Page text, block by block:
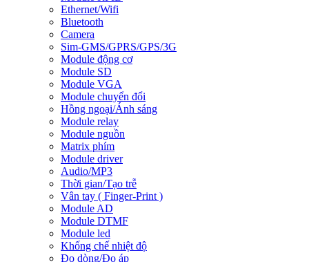
Ethernet/Wifi
Bluetooth
Camera
Sim-GMS/GPRS/GPS/3G
Module động cơ
Module SD
Module VGA
Module chuyển đổi
Hồng ngoại/Ánh sáng
Module relay
Module nguồn
Matrix phím
Module driver
Audio/MP3
Thời gian/Tạo trễ
Vân tay ( Finger-Print )
Module AD
Module DTMF
Module led
Khống chế nhiệt độ
Đo dòng/Đo áp